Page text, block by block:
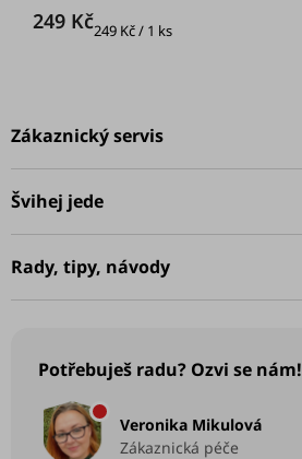
249 KčMěrná
249 Kč / 1 ks
á
p
a
Zákaznický servis
Švihej jede
Rady, tipy, návody
Potřebuješ radu? Ozvi se nám!
Veronika Mikulová
Zákaznická péče